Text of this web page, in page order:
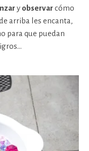
y observarcómo
arriba les encanta,
para que puedan